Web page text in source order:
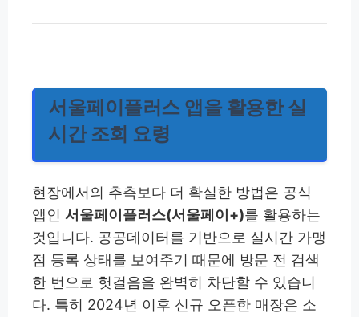
서울페이플러스 앱을 활용한 실
시간 조회 요령
현장에서의 추측보다 더 확실한 방법은 공식
앱인 서울페이플러스(서울페이+)를 활용하는
것입니다. 공공데이터를 기반으로 실시간 가맹
점 등록 상태를 보여주기 때문에 방문 전 검색
한 번으로 헛걸음을 완벽히 차단할 수 있습니
다. 특히 2024년 이후 신규 오픈한 매장은 소